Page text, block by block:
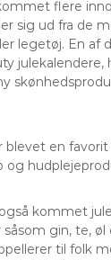
flere
sig ud fra de
legetøj. En af
julekalendere,
blevet en
og
kommet
gin, te,
til folk